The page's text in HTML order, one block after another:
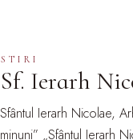
STIRI
Sf. Ierarh
Sfântul Ierarh Nicolae,
minuni” „Sfântul Ierarh